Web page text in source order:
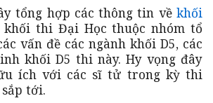
tổng hợp các thông tin về khối
thi Đại Học thuộc nhóm tổ
vấn đề các ngành khối D5, các
khối D5 thi này. Hy vọng đây
ích với các sĩ tử trong kỳ thi
sắp tới.